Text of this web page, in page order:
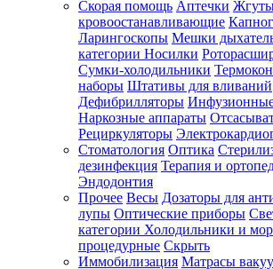
Скорая помощь Аптечки
кровоостанавливающие
Ларингоскопы Мешки
категории Носилки
Сумки-холодильники
наборы Штативы для вливаний
Дефибрилляторы
Наркозные аппараты
Рециркуляторы
Стоматология Оптика
дезинфекция Терапия и
Эндодонтия
Прочее Весы Дозаторы для
лупы Оптические приборы
категории Холодильники и
процедурные Скрыть
Иммобилизация Матрасы